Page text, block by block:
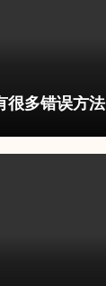
很多错误方法